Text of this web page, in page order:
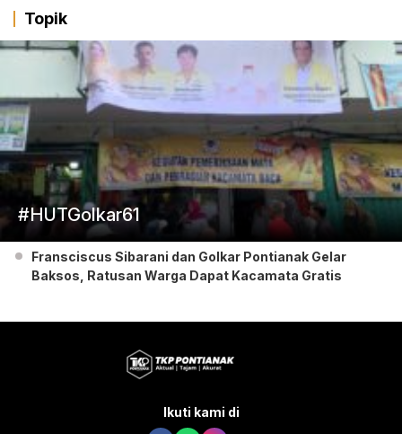
Topik
#HUTGolkar61
Fransciscus Sibarani dan Golkar Pontianak Gelar
Baksos, Ratusan Warga Dapat Kacamata Gratis
Ikuti kami di